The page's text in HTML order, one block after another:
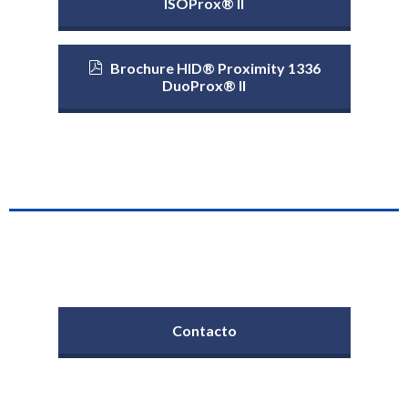
Brochure HID® Proximity 1336
DuoProx® II
Contacto